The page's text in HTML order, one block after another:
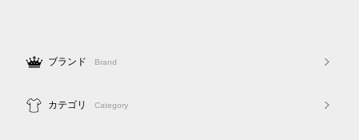
ブランド Brand
カテゴリ Category